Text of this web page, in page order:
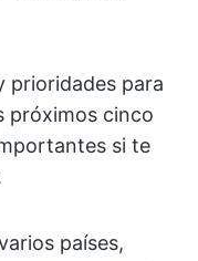
prioridades para
próximos cinco
si te
países,